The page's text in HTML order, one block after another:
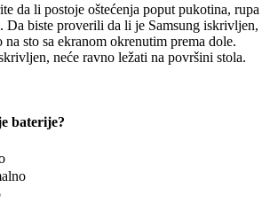
da li postoje oštećenja poput pukotina, rupa
biste proverili da li je Samsung iskrivljen,
na sto sa ekranom okrenutim prema dole.
neće ravno ležati na površini stola.
baterije?